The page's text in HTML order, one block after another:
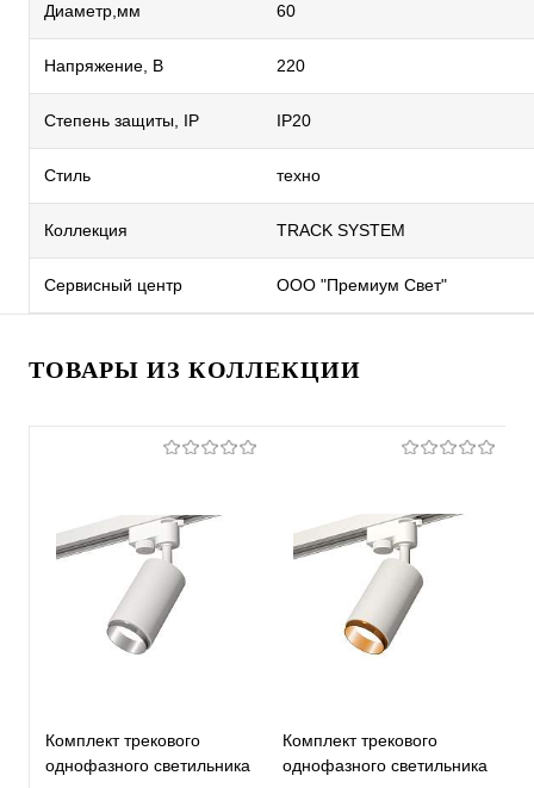
Диаметр,мм 60
Напряжение, В 220
Степень защиты, IP IP20
Стиль техно
Коллекция TRACK SYSTEM
Сервисный центр ООО "Премиум Свет"
ТОВАРЫ ИЗ КОЛЛЕКЦИИ
Комплект трекового
однофазного светильника
Комплект трекового
однофазного светильника